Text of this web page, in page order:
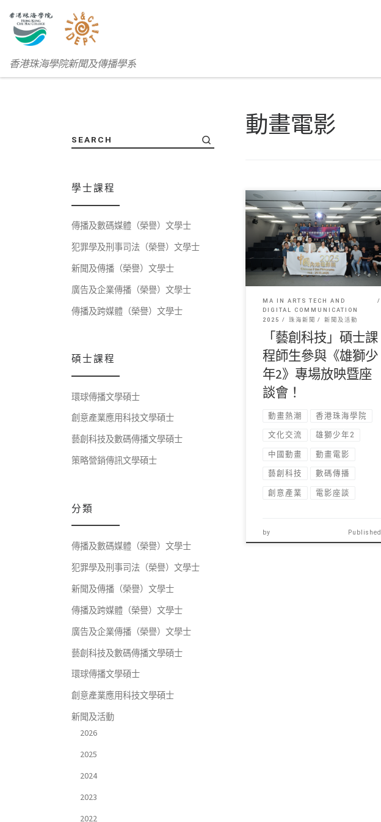
香港珠海學院新聞及傳播學系
動畫電影
十月上旬，「藝創科技 […]
MA IN ARTS TECH AND
DIGITAL COMMUNICATION
2025
珠海新聞 新聞及活動
「藝創科技」碩士課
程師生參與《雄獅少
年2》專場放映暨座
談會！
動畫熱潮 香港珠海學院
文化交流 雄獅少年2
中國動畫 動畫電影
藝創科技 數碼傳播
創意產業 電影座談
by Published
SEARCH
學士課程
傳播及數碼媒體（榮譽）文學士
犯罪學及刑事司法（榮譽）文學士
新聞及傳播（榮譽）文學士
廣告及企業傳播（榮譽）文學士
傳播及跨媒體（榮譽）文學士
碩士課程
環球傳播文學碩士
創意產業應用科技文學碩士
藝創科技及數碼傳播文學碩士
策略營銷傳訊文學碩士
分類
傳播及數碼媒體（榮譽）文學士
犯罪學及刑事司法（榮譽）文學士
新聞及傳播（榮譽）文學士
傳播及跨媒體（榮譽）文學士
廣告及企業傳播（榮譽）文學士
藝創科技及數碼傳播文學碩士
環球傳播文學碩士
創意產業應用科技文學碩士
新聞及活動
2026
2025
2024
2023
2022